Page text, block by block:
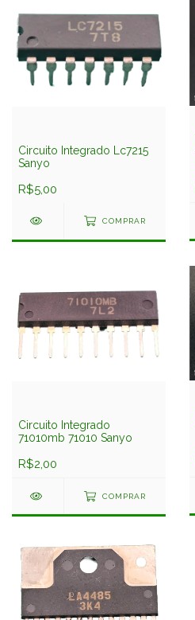
Circuito Integrado Lc7215
Sanyo
R$5,00
COMPRAR
Circuito Integrado
71010mb 71010 Sanyo
R$2,00
COMPRAR